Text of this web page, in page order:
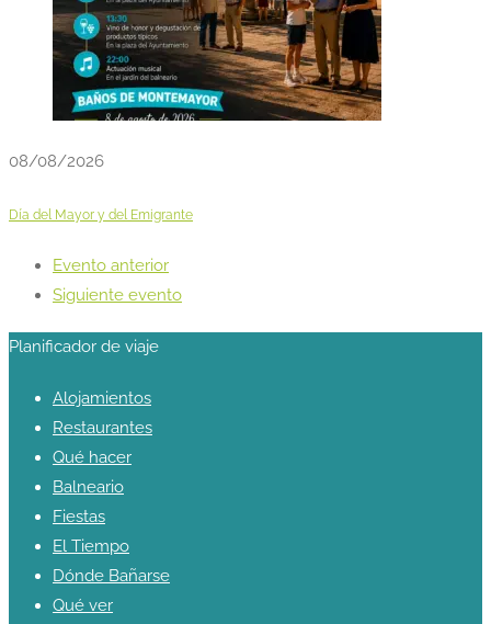
08/08/2026
Día del Mayor y del Emigrante
Evento anterior
Siguiente evento
Planificador de viaje
Alojamientos
Restaurantes
Qué hacer
Balneario
Fiestas
El Tiempo
Dónde Bañarse
Qué ver